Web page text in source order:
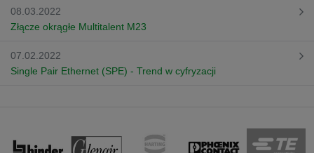
08.03.2022
Złącze okrągłe Multitalent M23
07.02.2022
Single Pair Ethernet (SPE) - Trend w cyfryzacji